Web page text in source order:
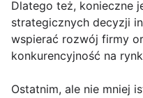
Dlatego też, konieczne
strategicznych decyzji
wspierać rozwój firmy
konkurencyjność na
Ostatnim, ale nie mniej